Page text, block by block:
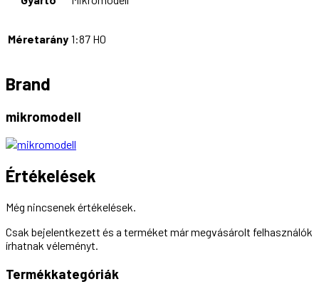
Méretarány 1:87 H0
Brand
mikromodell
Értékelések
Még nincsenek értékelések.
Csak bejelentkezett és a terméket már megvásárolt felhasználók
írhatnak véleményt.
Termékkategóriák